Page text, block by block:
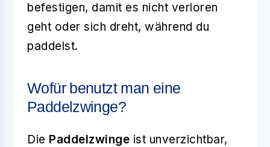
befestigen, damit es nicht verloren
geht oder sich dreht, während du
paddelst.
Wofür benutzt man eine
Paddelzwinge?
Die Paddelzwinge ist unverzichtbar,